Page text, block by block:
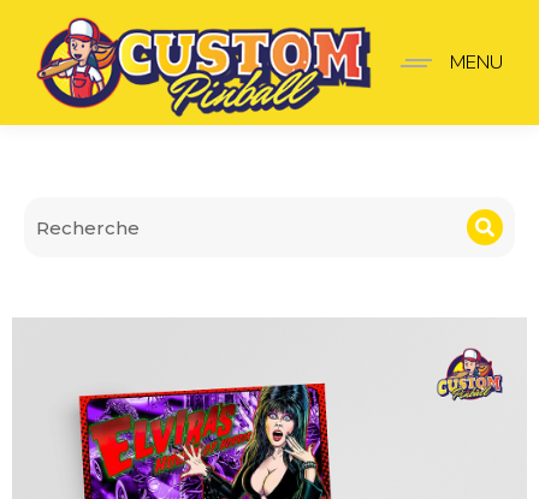
Cartes de Règles
MENU